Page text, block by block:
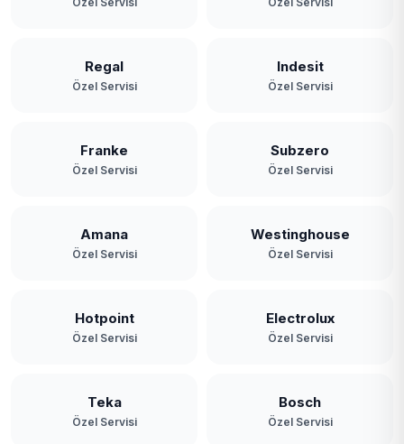
YeniköyRegal
Özel Servisi
Indesit
Özel Servisi
Franke
Özel Servisi
Subzero
Özel Servisi
Amana
Özel Servisi
Westinghouse
Özel Servisi
Hotpoint
Özel Servisi
Electrolux
Özel Servisi
Teka
Özel Servisi
Bosch
Özel Servisi